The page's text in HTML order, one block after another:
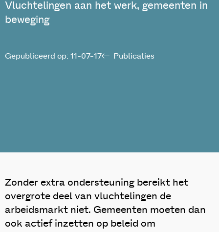
Vluchtelingen aan het werk, gemeenten in
beweging
Publicaties
Gepubliceerd op: 11-07-17
Zonder extra ondersteuning bereikt het
overgrote deel van vluchtelingen de
arbeidsmarkt niet. Gemeenten moeten dan
ook actief inzetten op beleid om